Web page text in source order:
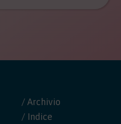
/ Archivio
/ Indice